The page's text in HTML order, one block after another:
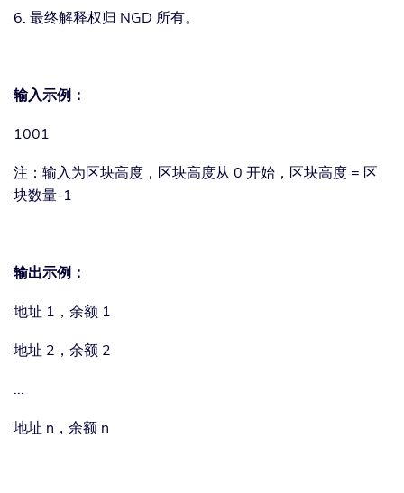
6. 最终解释权归 NGD 所有。
输入示例：
1001
注：输入为区块高度，区块高度从 0 开始，区块高度 = 区
块数量-1
输出示例：
地址 1，余额 1
地址 2，余额 2
...
地址 n，余额 n